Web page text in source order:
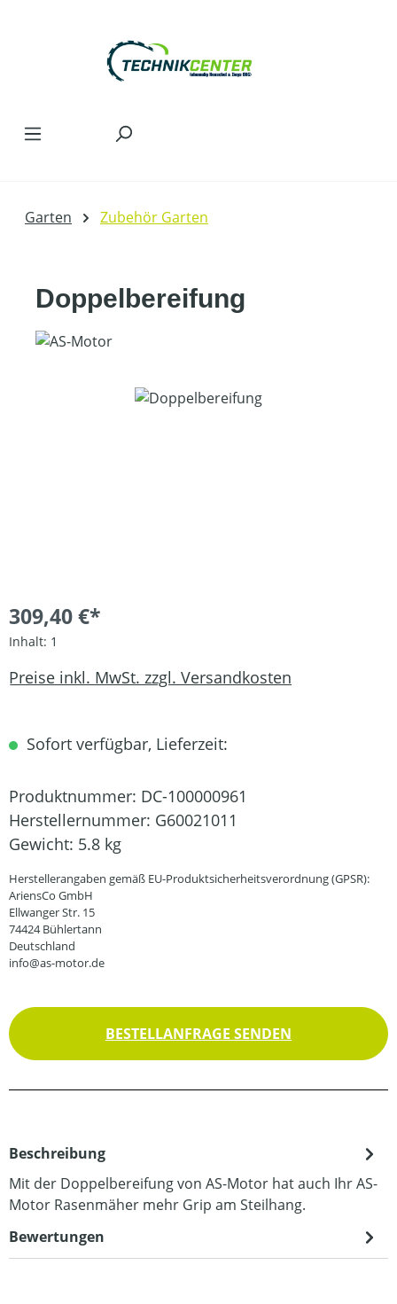
Garten Zubehör Garten
Doppelbereifung
Bildergalerie überspringen
309,40 €*
Inhalt: 1
Preise inkl. MwSt. zzgl. Versandkosten
Sofort verfügbar, Lieferzeit:
Produktnummer: DC-100000961
Herstellernummer: G60021011
Gewicht: 5.8 kg
Herstellerangaben gemäß EU-Produktsicherheitsverordnung (GPSR):
AriensCo GmbH
Ellwanger Str. 15
74424 Bühlertann
Deutschland
info@as-motor.de
BESTELLANFRAGE SENDEN
Beschreibung
Mit der Doppelbereifung von AS-Motor hat auch Ihr AS-
Motor Rasenmäher mehr Grip am Steilhang.
Bewertungen